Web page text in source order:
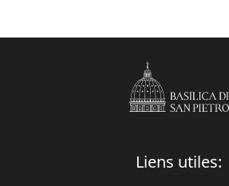
Liens utiles: